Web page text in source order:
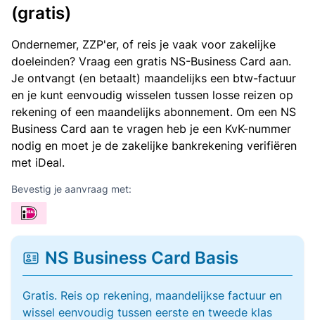
(gratis)
Ondernemer, ZZP'er, of reis je vaak voor zakelijke
doeleinden? Vraag een gratis NS-Business Card aan.
Je ontvangt (en betaalt) maandelijks een btw-factuur
en je kunt eenvoudig wisselen tussen losse reizen op
rekening of een maandelijks abonnement. Om een NS
Business Card aan te vragen heb je een KvK-nummer
nodig en moet je de zakelijke bankrekening verifiëren
met iDeal.
Bevestig je aanvraag met:
NS Business Card Basis
Gratis. Reis op rekening, maandelijkse factuur en
wissel eenvoudig tussen eerste en tweede klas